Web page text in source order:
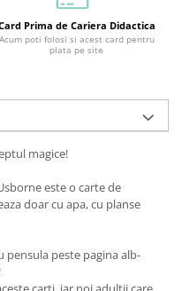
Prima de Cariera Didactica
Acum poti folosi si acest card pentru
plata pe site
magice!
este o carte de
doar cu apa, cu planse
pensula peste pagina alb-